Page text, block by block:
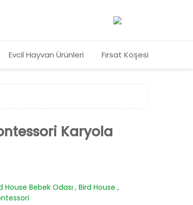
Evcil Hayvan Ürünleri Fırsat Köşesi
Karyola
House Bebek Odası , Bird House ,